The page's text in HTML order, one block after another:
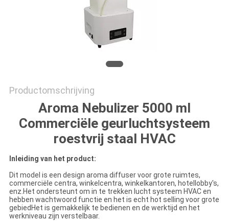
Productomschrijving
Aroma Nebulizer 5000 ml
Commerciële geurluchtsysteem
roestvrij staal HVAC
Inleiding van het product:
Dit model is een design aroma diffuser voor grote ruimtes,
commerciële centra, winkelcentra, winkelkantoren, hotellobby's,
enz.Het ondersteunt om in te trekken lucht systeem HVAC en
hebben wachtwoord functie en het is echt hot selling voor grote
gebiedHet is gemakkelijk te bedienen en de werktijd en het
werkniveau zijn verstelbaar.